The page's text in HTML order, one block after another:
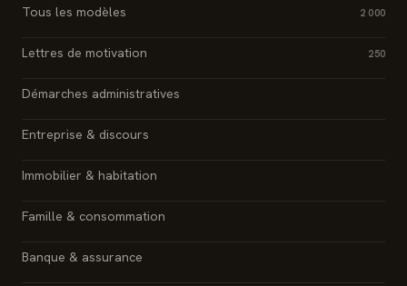
Tous les modèles 2 000
Lettres de motivation 250
Démarches administratives
Entreprise & discours
Immobilier & habitation
Famille & consommation
Banque & assurance